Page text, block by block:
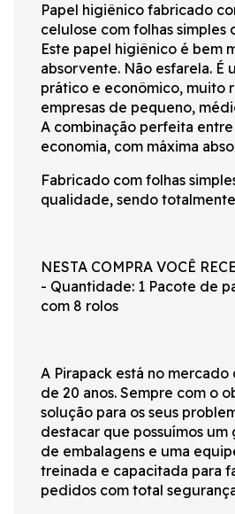
Papel higiênico fabricado
celulose com folhas simples
Este papel higiênico é bem
absorvente. Não esfarela. É
prático e econômico, muito
empresas de pequeno,
A combinação perfeita
economia, com máxima
Fabricado com folhas
qualidade, sendo
NESTA COMPRA VOCÊ
- Quantidade: 1 Pacote de
com 8 rolos
A Pirapack está no mercado
de 20 anos. Sempre com o
solução para os seus
destacar que possuímos
de embalagens e uma
treinada e capacitada para
pedidos com total